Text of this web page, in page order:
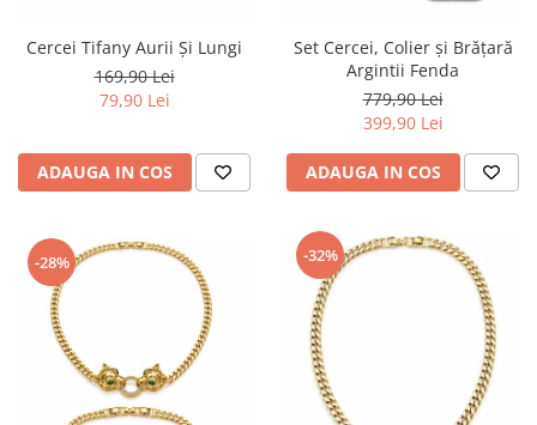
Cercei Tifany Aurii Și Lungi
169,90 Lei
79,90 Lei
ADAUGA IN COS
Set Cercei, Colier și Brățară
Argintii Fenda
779,90 Lei
399,90 Lei
ADAUGA IN COS
-28% -32%